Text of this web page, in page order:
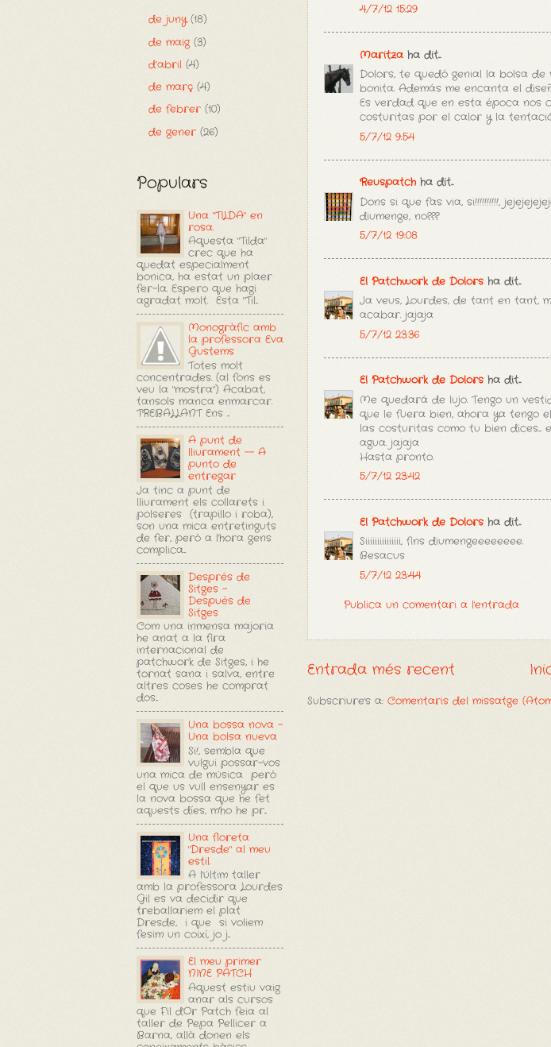
4/7/12 15:29
Maritza ha dit...
Dolors, te quedó genial la bolsa de
bonita. Además me encanta el
Es verdad que en esta época nos
costuritas por el calor y la
5/7/12 9:54
Reuspatchha dit...
Dons si que fas via, si!!!!!!!!!!,
diumenge, no???
5/7/12 19:08
El Patchwork de Dolors ha dit...
Ja veus, Lourdes, de tant en tant,
acabar. jajaja
5/7/12 23:36
El Patchwork de Dolors ha dit...
Me quedará de lujo. Tengo un
que le fuera bien, ahora ya tengo
las costuritas como tu bien dices....
agua. jajaja
Hasta pronto.
5/7/12 23:42
El Patchwork de Dolors ha dit...
Siiiiiiiiiiiiiii, fins diumengeeeeeeee.
Besacus
5/7/12 23:44
Publica un comentari a l'entrada
Entrada més recent
Subscriure's a: Comentaris del missatge
de juny(18)
de maig(3)
d’abril(4)
de març(4)
de febrer(10)
de gener(26)
Populars
Una "TILDA" en
rosa.
Aquesta "Tilda"
crec que ha
quedat especialment
bonica, ha estat un plaer
fer-la. Espero que hagi
agradat molt. Esta "Til...
Monogràfic amb
la professora Eva
Gustems
Totes molt
concentrades. (al fons es
veu la "mostra") Acabat,
tansols manca enmarcar.
TREBALLANT Ens ...
A punt de
lliurament -- A
punto de
entregar
Ja tinc a punt de
lliurament els collarets i
polseres (trapillo i roba),
son una mica entretinguts
de fer, però a l'hora gens
complica...
Després de
Sitges -
Después de
Sitges
Com una inmensa majoria
he anat a la fira
internacional de
patchwork de Sitges, i he
tornat sana i salva, entre
altres coses he comprat
dos...
Una bossa nova -
Una bolsa nueva
Si!, sembla que
vulgui possar-vos
una mica de música però
el que us vull ensenyar es
la nova bossa que he fet
aquests díes, m'ho he pr...
Una floreta
"Dresde" al meu
estil.
A l'últim taller
amb la professora Lourdes
Gil es va decidir que
treballariem el plat
Dresde, i que si voliem
fesim un coixí, jo j...
El meu primer
NINE PATCH
Aquest estiu vaig
anar als cursos
que F'il d'Or Patch feia al
taller de Pepa Pellicer a
Barna, allà donen els